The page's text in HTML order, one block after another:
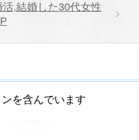
,結婚した30代女性
を含んでいます